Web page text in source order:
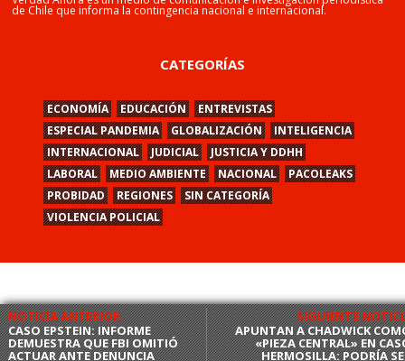
NOTICIA ANTERIOR
CASO EPSTEIN: INFORME
DEMUESTRA QUE FBI OMITIÓ
ACTUAR ANTE DENUNCIA
SIGUIENTE
APUNTAN A CHADWICK
«PIEZA CENTRAL» EN
HERMOSILLA: PODRÍA
de Chile que informa la contingencia nacional e internacional.
CATEGORÍAS
ECONOMÍA EDUCACIÓN
ENTREVISTAS
ESPECIAL PANDEMIA
GLOBALIZACIÓN
INTELIGENCIA
INTERNACIONAL
JUDICIAL
JUSTICIA Y DDHH
LABORAL
MEDIO AMBIENTE NACIONAL
PACOLEAKS
PROBIDAD
REGIONES
SIN CATEGORÍA
VIOLENCIA POLICIAL